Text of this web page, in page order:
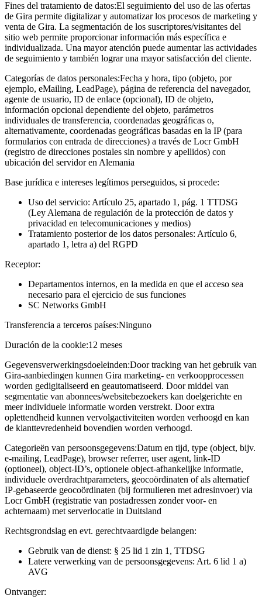
Fines del tratamiento de datos:El seguimiento del uso de las ofertas
de Gira permite digitalizar y automatizar los procesos de marketing y
venta de Gira. La segmentación de los suscriptores/visitantes del
sitio web permite proporcionar información más específica e
individualizada. Una mayor atención puede aumentar las actividades
de seguimiento y también lograr una mayor satisfacción del cliente.
Categorías de datos personales:Fecha y hora, tipo (objeto, por
ejemplo, eMailing, LeadPage), página de referencia del navegador,
agente de usuario, ID de enlace (opcional), ID de objeto,
información opcional dependiente del objeto, parámetros
individuales de transferencia, coordenadas geográficas o,
alternativamente, coordenadas geográficas basadas en la IP (para
formularios con entrada de direcciones) a través de Locr GmbH
(registro de direcciones postales sin nombre y apellidos) con
ubicación del servidor en Alemania
Base jurídica e intereses legítimos perseguidos, si procede:
Uso del servicio: Artículo 25, apartado 1, pág. 1 TTDSG
(Ley Alemana de regulación de la protección de datos y
privacidad en telecomunicaciones y medios)
Tratamiento posterior de los datos personales: Artículo 6,
apartado 1, letra a) del RGPD
Receptor:
Departamentos internos, en la medida en que el acceso sea
necesario para el ejercicio de sus funciones
SC Networks GmbH
Transferencia a terceros países:Ninguno
Duración de la cookie:12 meses
Gegevensverwerkingsdoeleinden:Door tracking van het gebruik van
Gira-aanbiedingen kunnen Gira marketing- en verkoopprocessen
worden gedigitaliseerd en geautomatiseerd. Door middel van
segmentatie van abonnees/websitebezoekers kan doelgerichte en
meer individuele informatie worden verstrekt. Door extra
oplettendheid kunnen vervolgactiviteiten worden verhoogd en kan
de klanttevredenheid bovendien worden verhoogd.
Categorieën van persoonsgegevens:Datum en tijd, type (object, bijv.
e-mailing, LeadPage), browser referrer, user agent, link-ID
(optioneel), object-ID’s, optionele object-afhankelijke informatie,
individuele overdrachtparameters, geocoördinaten of als alternatief
IP-gebaseerde geocoördinaten (bij formulieren met adresinvoer) via
Locr GmbH (registratie van postadressen zonder voor- en
achternaam) met serverlocatie in Duitsland
Rechtsgrondslag en evt. gerechtvaardigde belangen:
Gebruik van de dienst: § 25 lid 1 zin 1, TTDSG
Latere verwerking van de persoonsgegevens: Art. 6 lid 1 a)
AVG
Ontvanger: